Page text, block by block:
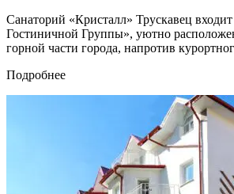
Санаторий «Кристалл» Трускавец
Гостиничной Группы», уютно
горной части города, напротив
Подробнее